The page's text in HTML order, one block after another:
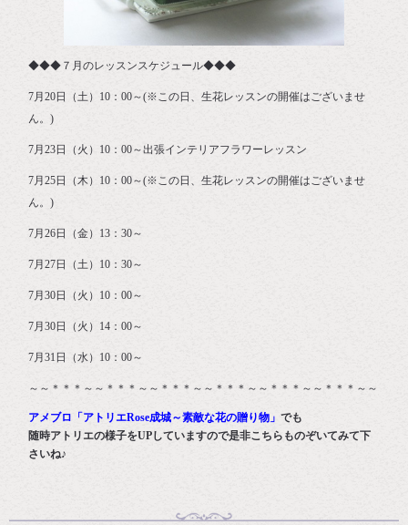
◆◆◆７月のレッスンスケジュール◆◆◆
7月20日（土）10：00～(※この日、生花レッスンの開催はございませ
ん。)
7月23日（火）10：00～出張インテリアフラワーレッスン
7月25日（木）10：00～(※この日、生花レッスンの開催はございませ
ん。)
7月26日（金）13：30～
7月27日（土）10：30～
7月30日（火）10：00～
7月30日（火）14：00～
7月31日（水）10：00～
～～＊＊＊～～＊＊＊～～＊＊＊～～＊＊＊～～＊＊＊～～＊＊＊～～
アメブロ「アトリエRose成城～素敵な花の贈り物」でも
随時アトリエの様子をUPしていますので是非こちらものぞいてみて下
さいね♪